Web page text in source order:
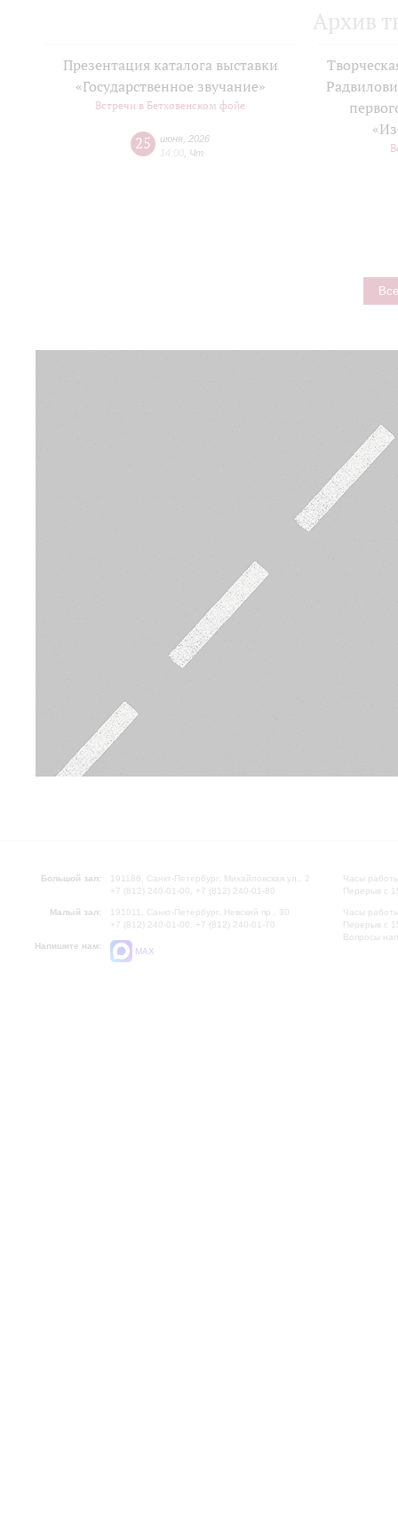
Архив
Презентация каталога выставки
«Государственное звучание»
Встречи в Бетховенском фойе
25 июня 2026
14:00 Чт
Большой зал:
191186, Санкт-Петербург, Михайловская ул., 2
+7 (812) 240-01-00, +7 (812) 240-01-80
Малый зал:
191011, Санкт-Петербург, Невский пр., 30
+7 (812) 240-01-00, +7 (812) 240-01-70
Напишите нам:
MAX
Часы
Перерыв с
Часы
Перерыв с
Вопросы